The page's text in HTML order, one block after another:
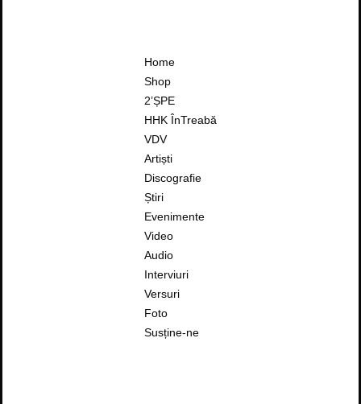
Home
Shop
2’ȘPE
HHK ÎnTreabă
VDV
Artiști
Discografie
Știri
Evenimente
Video
Audio
Interviuri
Versuri
Foto
Susține-ne